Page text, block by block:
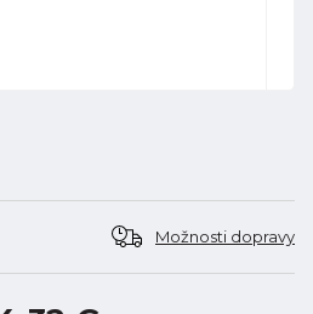
Možnosti dopravy